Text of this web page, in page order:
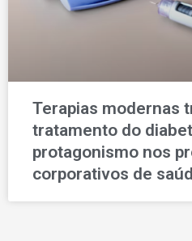
Terapias modernas
tratamento do
protagonismo nos
corporativos de